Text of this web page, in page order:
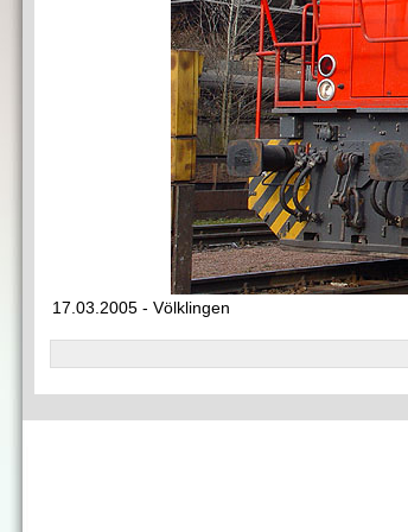
17.03.2005 - Völklingen